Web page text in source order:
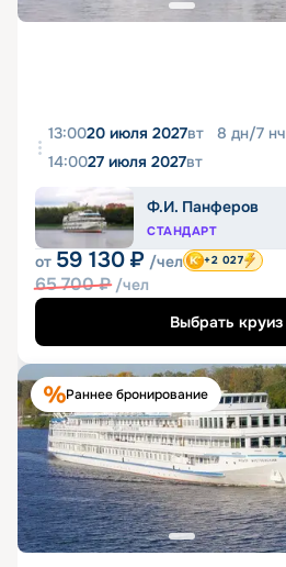
13:0020 июля 2027вт 8 дн/7 нч
14:0027 июля 2027вт
Ф.И. Панферов
СТАНДАРТ
от 59 130 ₽ /чел
65 700₽ /чел
+2 027
Выбрать круиз
Раннее бронирование